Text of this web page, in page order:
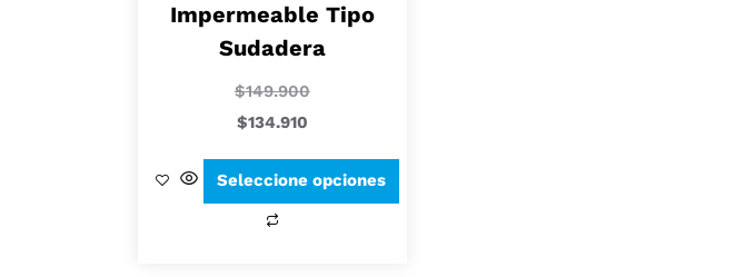
Impermeable Tipo
Sudadera
$149.900
$134.910
Seleccione opciones